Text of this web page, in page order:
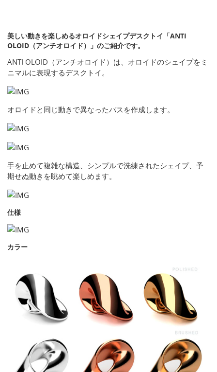
美しい動きを楽しめるオロイドシェイプデスクトイ「ANTI
OLOID（アンチオロイド）」のご紹介です。
ANTI OLOID（アンチオロイド）は、オロイドのシェイプをミ
ニマルに表現するデスクトイ。
オロイドと同じ動きで異なったパスを作成します。
手を止めて複雑な構造、シンプルで洗練されたシェイプ、予
期せぬ動きを眺めて楽しめます。
仕様
カラー